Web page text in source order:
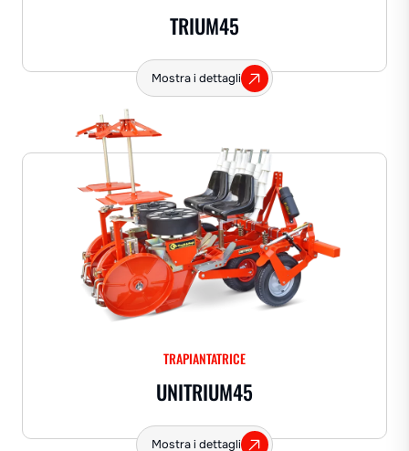
TRIUM45
Mostra i dettagli
TRAPIANTATRICE
UNITRIUM45
Mostra i dettagli